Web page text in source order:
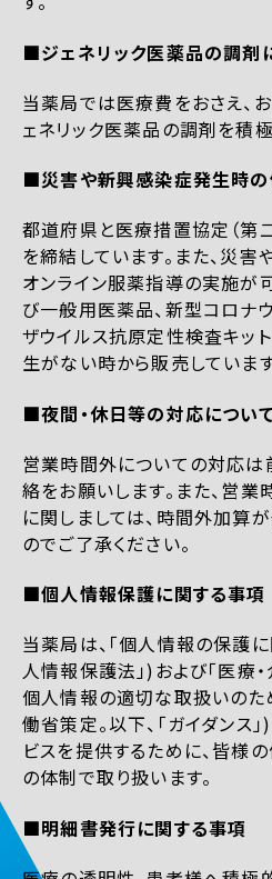
■ジェネリック医薬品の調剤
当薬局では医療費をおさえ、
ェネリック医薬品の調剤を積
■災害や新興感染症発生時の
都道府県と医療措置協定（第
を締結しています。また、災
オンライン服薬指導の実施が
び一般用医薬品、新型コロナ
ザウイルス抗原定性検査キッ
生がない時から販売しています
■夜間・休日等の対応につい
営業時間外についての対応
絡をお願いします。また、営
に関しましては、時間外加算
のでご了承ください。
■個人情報保護に関する事項
当薬局は、「個人情報の保護に
人情報保護法」)および「医療
個人情報の適切な取扱いのた
働省策定。以下、「ガイダンス
ビスを提供するために、皆様
の体制で取り扱います。
■明細書発行に関する事項